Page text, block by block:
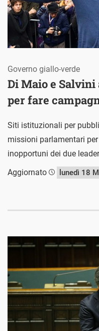
Di Maio e
per fare
Governo giallo-verde
Siti istituzionali per
missioni parlamentari
inopportuni dei due
Aggiornato
lunedì 18